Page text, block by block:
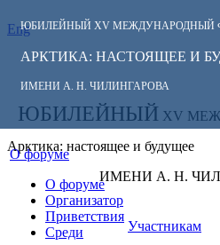
ЮБИЛЕЙНЫЙ XV МЕЖДУНАРОДНЫЙ
АРКТИКА: НАСТОЯЩЕЕ И
ИМЕНИ А. Н. ЧИЛИНГАРОВА
Eng
СЛЕДИТЕ ЗА
НОВОСТЯМИ
ФОРУМА:
ЮБИЛЕЙНЫЙ XV
Арктика: настоящее и будущее
ИМЕНИ А. Н.
О форуме
О форуме
Организатор
Приветствия
Среди
Участникам